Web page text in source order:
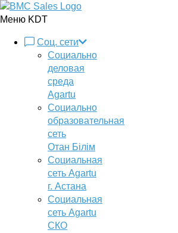
Меню KDT
Соц. сети
Социально
деловая
среда
Agartu
Социально
образовательная
сеть
Отан Бiлiм
Социальная
сеть Agartu
г. Астана
Социальная
сеть Agartu
СКО